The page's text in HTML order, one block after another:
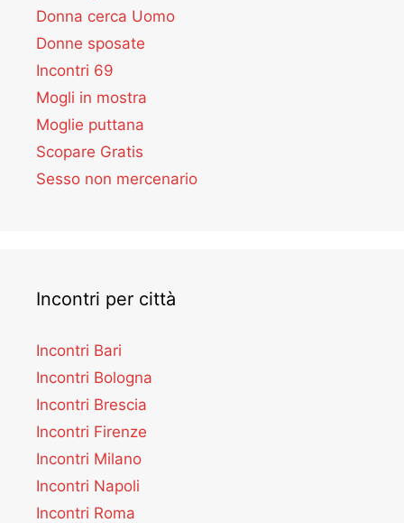
Donna cerca Uomo
Donne sposate
Incontri 69
Mogli in mostra
Moglie puttana
Scopare Gratis
Sesso non mercenario
Incontri per città
Incontri Bari
Incontri Bologna
Incontri Brescia
Incontri Firenze
Incontri Milano
Incontri Napoli
Incontri Roma